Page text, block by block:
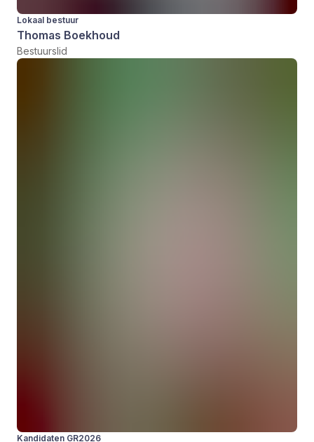
Lokaal bestuur
Thomas Boekhoud
Bestuurslid
Kandidaten GR2026